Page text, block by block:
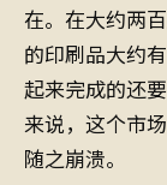
在。在大约两
的印刷品大约
起来完成的还
来说，这个市
随之崩溃。